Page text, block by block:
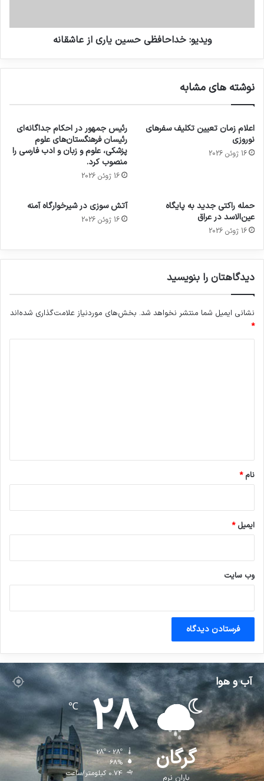
ویدیو: خداحافظی حسین یاری از عاشقانه
نوشته های مشابه
اعلام زمان تعیین تکلیف سفرهای
نوروزی
16 ژوئن 2026
رئیس جمهور در احکام جداگانه‌ای
رئیسان فرهنگستان‌های علوم
پزشکی، علوم و زبان و ادب فارسی را
منصوب کرد.
16 ژوئن 2026
حمله راکتی جدید به پایگاه
عین‌الاسد در عراق
16 ژوئن 2026
آتش سوزی در شیرخوارگاه آمنه
16 ژوئن 2026
دیدگاهتان را بنویسید
نشانی ایمیل شما منتشر نخواهد شد. بخش‌های موردنیاز علامت‌گذاری شده‌اند
*
نام*
ایمیل*
وب‌ سایت
آب و هوا
گرگان
باران نرم
28
℃
28º - 28º
68%
0.74 کیلومتر/ساعت